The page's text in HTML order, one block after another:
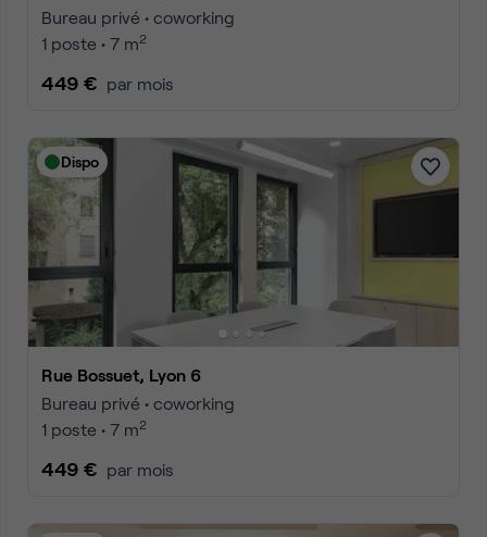
Bureau privé • coworking
1 poste • 7 m2
449 € par mois
Dispo
Rue Bossuet, Lyon 6
Bureau privé • coworking
1 poste • 7 m2
449 € par mois